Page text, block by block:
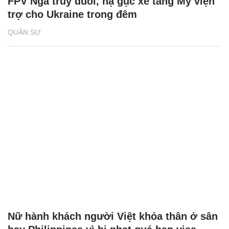
QUÂN SỰ
trợ cho Ukraine trong đêm
Nữ hành khách người Việt khỏa thân ở sân